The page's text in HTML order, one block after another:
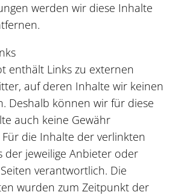
werden wir diese Inhalte
enthält Links zu externen
auf deren Inhalte wir keinen
Deshalb können wir für diese
auch keine Gewähr
die Inhalte der verlinkten
der jeweilige Anbieter oder
verantwortlich. Die
wurden zum Zeitpunkt der